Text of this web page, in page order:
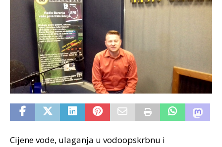
Cijene vode, ulaganja u vodoopskrbnu i